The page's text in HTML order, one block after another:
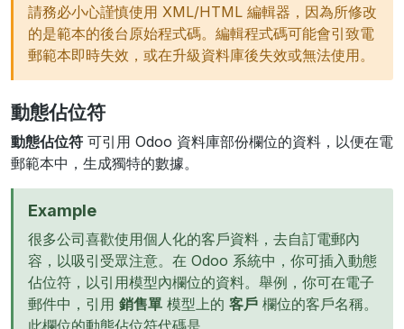
請務必小心謹慎使用 XML/HTML 編輯器，因為所修改
的是範本的後台原始程式碼。編輯程式碼可能會引致電
郵範本即時失效，或在升級資料庫後失效或無法使用。
動態佔位符
動態佔位符 可引用 Odoo 資料庫部份欄位的資料，以便在電
郵範本中，生成獨特的數據。
Example
很多公司喜歡使用個人化的客戶資料，去自訂電郵內
容，以吸引受眾注意。在 Odoo 系統中，你可插入動態
佔位符，以引用模型內欄位的資料。舉例，你可在電子
郵件中，引用 銷售單 模型上的 客戶 欄位的客戶名稱。
此欄位的動態佔位符代碼是